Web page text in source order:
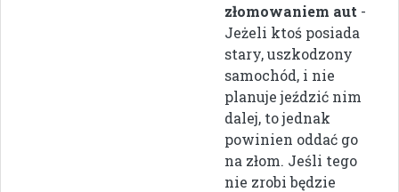
złomowaniem aut -
Jeżeli ktoś posiada
stary, uszkodzony
samochód, i nie
planuje jeździć nim
dalej, to jednak
powinien oddać go
na złom. Jeśli tego
nie zrobi będzie